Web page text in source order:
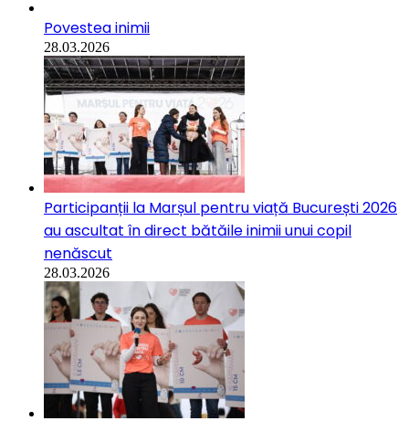
Povestea inimii
28.03.2026
Participanții la Marșul pentru viață București 2026
au ascultat în direct bătăile inimii unui copil
nenăscut
28.03.2026